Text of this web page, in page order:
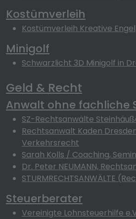
Kostümverleih
Kostümverleih Kreative Engel
Minigolf
Schwarzlicht 3D Minigolf in
Geld & Recht
Anwalt ohne fachliche
SZ-Rechtsanwälte
Rechtsanwalt Kaden
Verkehrsrecht
Sarah Kolls / Coaching,
Dr. Peter NEUMANN,
STURMRECHTSANWÄLTE
Steuerberater
Vereinigte Lohnsteuerhilfe